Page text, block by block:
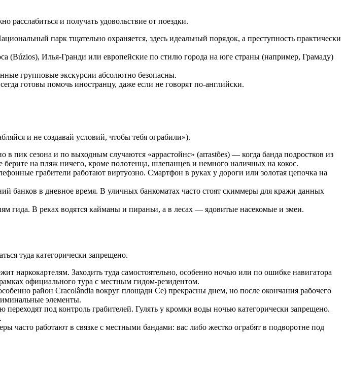
расслабиться и получать удовольствие от поездки.
парк тщательно охраняется, здесь идеальный порядок, а преступность практически
(Búzios), Илья-Гранди или европейские по стилю города на юге страны (например, Грамаду)
групповые экскурсии абсолютно безопасны.
готовы помочь иностранцу, даже если не говорят по-английски.
и не создавай условий, чтобы тебя ограбили»).
в пик сезона и по выходным случаются «аррастойнс» (arrastões) — когда банда подростков из
берите на пляж ничего, кроме полотенца, шлепанцев и немного наличных на кокос.
грабители работают виртуозно. Смартфон в руках у дороги или золотая цепочка на
банков в дневное время. В уличных банкоматах часто стоят скиммеры для кражи данных
гида. В реках водятся кайманы и пираньи, а в лесах — ядовитые насекомые и змеи.
туда категорически запрещено.
наркокартелям. Заходить туда самостоятельно, особенно ночью или по ошибке навигатора
официального тура с местным гидом-резидентом.
район Cracolândia вокруг площади Се) прекрасны днем, но после окончания рабочего
элементы.
под контроль грабителей. Гулять у кромки воды ночью категорически запрещено.
часто работают в связке с местными бандами: вас либо жестко ограбят в подворотне под